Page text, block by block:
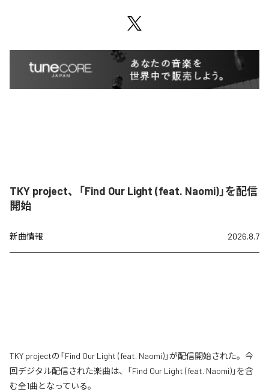
TKY project、「Find Our Light (feat. Naomi)」を配信
開始
新曲情報 2026.8.7
TKY projectの「Find Our Light (feat. Naomi)」が配信開始された。今
回デジタル配信された楽曲は、「Find Our Light (feat. Naomi)」を含
む全1曲となっている。